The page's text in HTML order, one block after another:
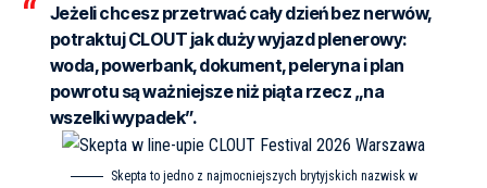
Jeżeli chcesz przetrwać cały dzień bez nerwów,
potraktuj CLOUT jak duży wyjazd plenerowy:
woda, powerbank, dokument, peleryna i plan
powrotu są ważniejsze niż piąta rzecz „na
wszelki wypadek”.
Skepta to jedno z najmocniejszych brytyjskich nazwisk w